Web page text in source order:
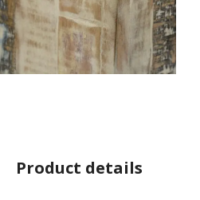
Product details